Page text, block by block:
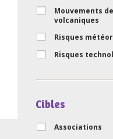
Mouvements
volcaniques
Risques
Risques
Cibles
Associations